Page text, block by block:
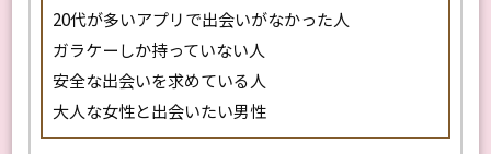
30代以上で出会いを探している人
20代が多いアプリで出会いがなかった人
ガラケーしか持っていない人
安全な出会いを求めている人
大人な女性と出会いたい男性